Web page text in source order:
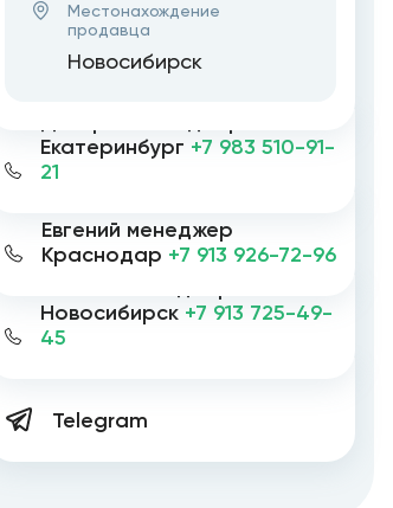
Telegram
Новосибирск +7 913 725-49-
45
Евгений менеджер
Краснодар +7 913 926-72-96
Екатеринбург +7 983 510-91-
21
Местонахождение
продавца
Новосибирск